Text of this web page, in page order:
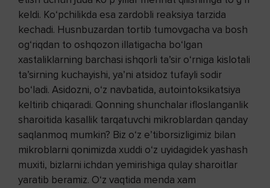
keldi. Ko‘pchilikda esa zardobli reaksiya tarzida
kechadi. Husnbuzardan tortib tumovgacha va bosh
og‘riqdan to oshqozon illatigacha bo‘lgan
xastaliklarning barchasi ishqorli ta’sir o‘rniga kislotali
ta’sirning kuchayishi, ya’ni atsidoz tufayli sodir
bo‘ladi. Asidozni, o‘z navbatida, autointoksikatsiya
keltirib chiqaradi. Qonning shunchalar ifloslanganlik
sharoitida kasallik tarqatuvchi mikroblardan qanday
saqlanmoq mumkin? Biz o‘z e’tiborsizligimiz bilan
mikroblarni qonimizda xuddi o‘z uyidagidek yashash
muxiti, bizlarni ichdan yemirishiga qulay sharoitlar
yaratib beramiz. O‘z vaqtida menda xam